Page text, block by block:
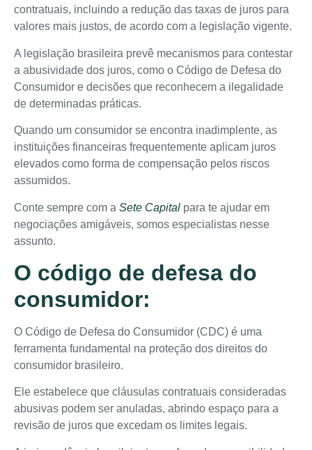
contratuais, incluindo a redução das taxas de juros para
valores mais justos, de acordo com a legislação vigente.
A legislação brasileira prevê mecanismos para contestar
a abusividade dos juros, como o Código de Defesa do
Consumidor e decisões que reconhecem a ilegalidade
de determinadas práticas.
Quando um consumidor se encontra inadimplente, as
instituições financeiras frequentemente aplicam juros
elevados como forma de compensação pelos riscos
assumidos.
Conte sempre com a Sete Capital para te ajudar em
negociações amigáveis, somos especialistas nesse
assunto.
O código de defesa do
consumidor:
O Código de Defesa do Consumidor (CDC) é uma
ferramenta fundamental na proteção dos direitos do
consumidor brasileiro.
Ele estabelece que cláusulas contratuais consideradas
abusivas podem ser anuladas, abrindo espaço para a
revisão de juros que excedam os limites legais.